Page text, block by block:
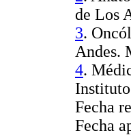
de Los
3.
Andes.
4.
Fecha
Fecha